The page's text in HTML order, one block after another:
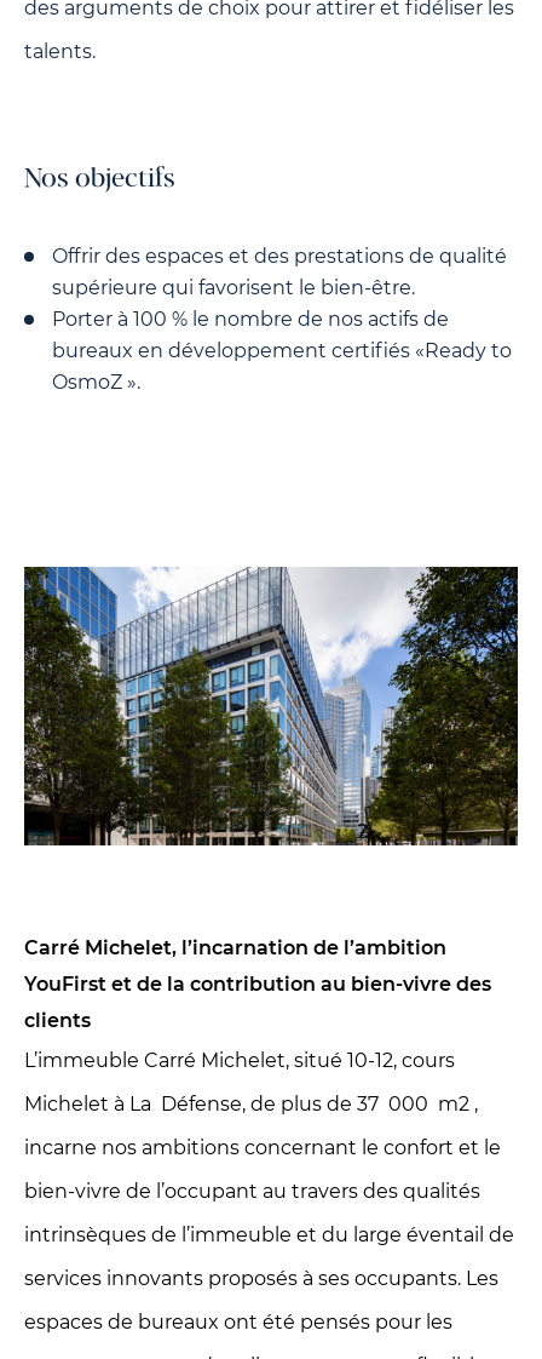
des arguments de choix pour attirer et fidéliser les
talents.
Nos objectifs
Offrir des espaces et des prestations de qualité
supérieure qui favorisent le bien-être.
Porter à 100 % le nombre de nos actifs de
bureaux en développement certifiés «Ready to
OsmoZ ».
Carré Michelet, l’incarnation de l’ambition
YouFirst et de la contribution au bien-vivre des
clients
L’immeuble Carré Michelet, situé 10-12, cours
Michelet à La Défense, de plus de 37 000 m2 ,
incarne nos ambitions concernant le confort et le
bien-vivre de l’occupant au travers des qualités
intrinsèques de l’immeuble et du large éventail de
services innovants proposés à ses occupants. Les
espaces de bureaux ont été pensés pour les